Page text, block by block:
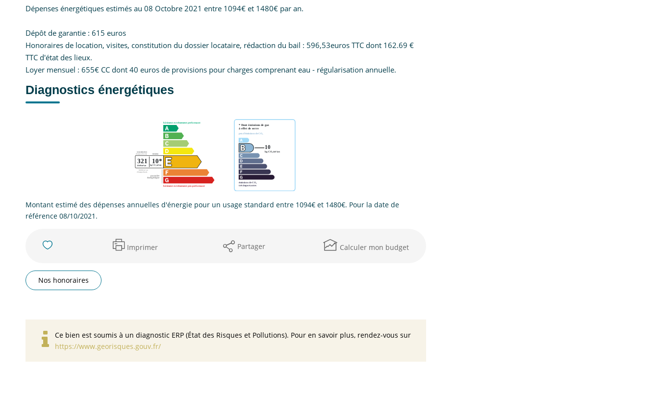
Dépenses énergétiques estimés au 08 Octobre 2021 entre 1094€ et 1480€ par an.
Dépôt de garantie : 615 euros
Honoraires de location, visites, constitution du dossier locataire, rédaction du bail : 596,53euros TTC dont 162.69 €
TTC d'état des lieux.
Loyer mensuel : 655€ CC dont 40 euros de provisions pour charges comprenant eau - régularisation annuelle.
Diagnostics énergétiques
Montant estimé des dépenses annuelles d'énergie pour un usage standard entre 1094€ et 1480€. Pour la date de
référence 08/10/2021.
Imprimer Partager Calculer mon budget
Nos honoraires
Ce bien est soumis à un diagnostic ERP (État des Risques et Pollutions). Pour en savoir plus, rendez-vous sur
https://www.georisques.gouv.fr/